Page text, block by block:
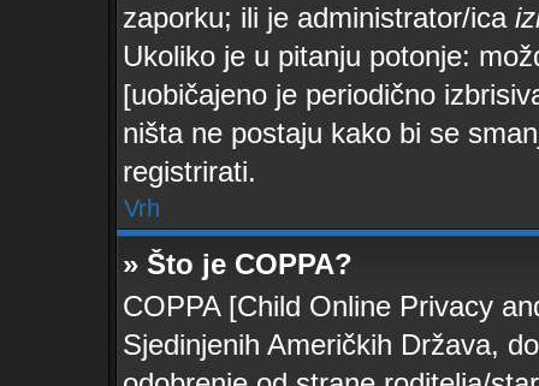
zaporku; ili je administrator/ica
Ukoliko je u pitanju potonje:
[uobičajeno je periodično
ništa ne postaju kako bi se
registrirati.
Vrh
» Što je COPPA?
COPPA [Child Online Privacy
Sjedinjenih Američkih Država,